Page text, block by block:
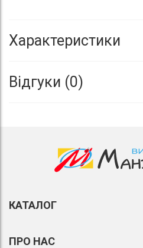
Характеристики
Відгуки 0
КАТАЛОГ
ПРО НАС